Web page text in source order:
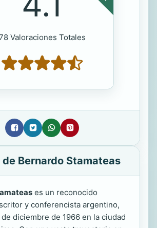
Valoraciones Totales
Bernardo Stamateas
es un reconocido
y conferencista argentino,
diciembre de 1966 en la ciudad